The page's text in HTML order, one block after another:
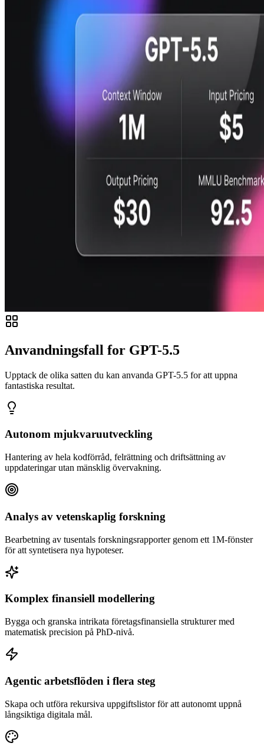
Anvandningsfall for GPT-5.5
Upptack de olika satten du kan anvanda GPT-5.5 for att uppna
fantastiska resultat.
Autonom mjukvaruutveckling
Hantering av hela kodförråd, felrättning och driftsättning av
uppdateringar utan mänsklig övervakning.
Analys av vetenskaplig forskning
Bearbetning av tusentals forskningsrapporter genom ett 1M-fönster
för att syntetisera nya hypoteser.
Komplex finansiell modellering
Bygga och granska intrikata företagsfinansiella strukturer med
matematisk precision på PhD-nivå.
Agentic arbetsflöden i flera steg
Skapa och utföra rekursiva uppgiftslistor för att autonomt uppnå
långsiktiga digitala mål.